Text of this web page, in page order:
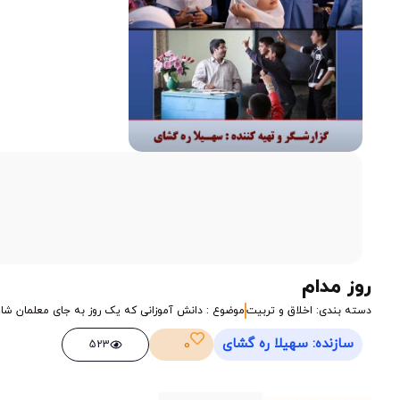
روز مدام
دسته بندی: اخلاق و تربیتموضوع : دانش آموزانی که یک روز به جای معلمان
سازنده: سهیلا ره گشای 0
523